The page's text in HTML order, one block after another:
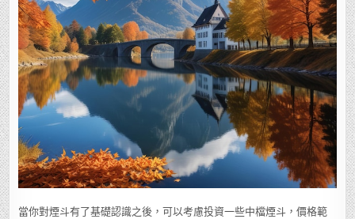
當你對煙斗有了基礎認識之後，可以考慮投資一些中檔煙斗，價格範